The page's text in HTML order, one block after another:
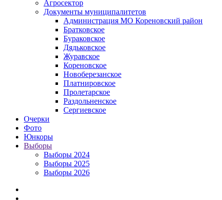
Агросектор
Документы муниципалитетов
Администрация МО Кореновский район
Братковское
Бураковское
Дядьковское
Журавское
Кореновское
Новоберезанское
Платнировское
Пролетарское
Раздольненское
Сергиевское
Очерки
Фото
Юнкоры
Выборы
Выборы 2024
Выборы 2025
Выборы 2026